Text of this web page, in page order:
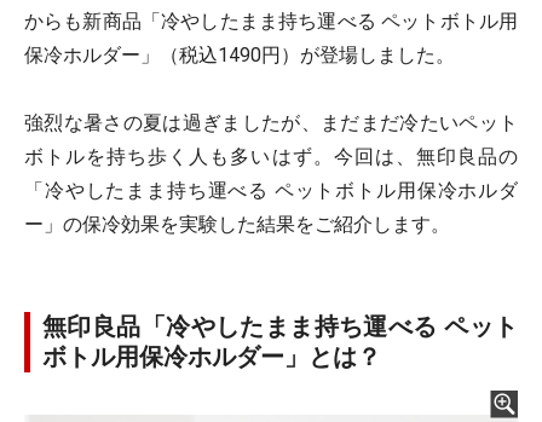
からも新商品「冷やしたまま持ち運べる ペットボトル用
保冷ホルダー」（税込1490円）が登場しました。
強烈な暑さの夏は過ぎましたが、まだまだ冷たいペット
ボトルを持ち歩く人も多いはず。今回は、無印良品の
「冷やしたまま持ち運べる ペットボトル用保冷ホルダ
ー」の保冷効果を実験した結果をご紹介します。
無印良品「冷やしたまま持ち運べる ペット
ボトル用保冷ホルダー」とは？